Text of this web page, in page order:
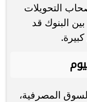
التحويلات
البنوك قد
المصرفية،